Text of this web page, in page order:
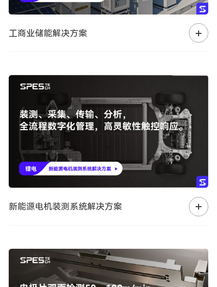
工商业储能解决方案
新能源电机装测系统解决方案